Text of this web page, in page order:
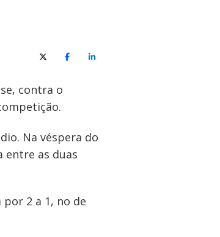
X (Twitter)FacebookO LinkedIn
contra o
Na véspera do
entre as duas
por 2 a 1, no de